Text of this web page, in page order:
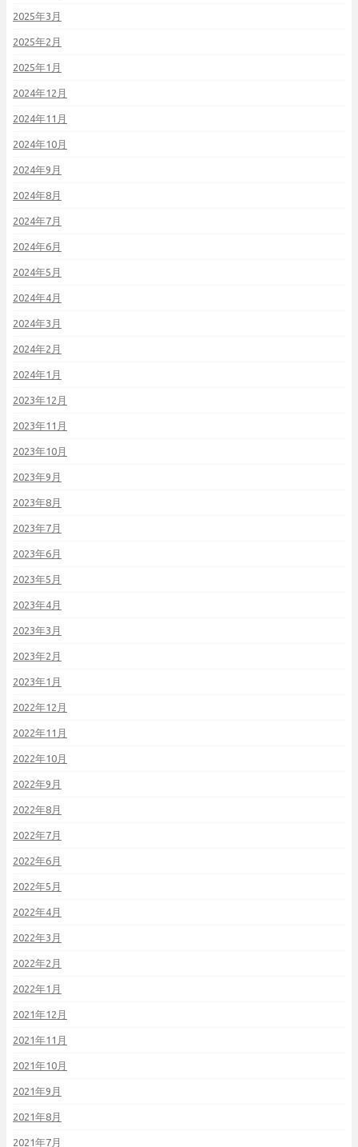
2025年3月
2025年2月
2025年1月
2024年12月
2024年11月
2024年10月
2024年9月
2024年8月
2024年7月
2024年6月
2024年5月
2024年4月
2024年3月
2024年2月
2024年1月
2023年12月
2023年11月
2023年10月
2023年9月
2023年8月
2023年7月
2023年6月
2023年5月
2023年4月
2023年3月
2023年2月
2023年1月
2022年12月
2022年11月
2022年10月
2022年9月
2022年8月
2022年7月
2022年6月
2022年5月
2022年4月
2022年3月
2022年2月
2022年1月
2021年12月
2021年11月
2021年10月
2021年9月
2021年8月
2021年7月